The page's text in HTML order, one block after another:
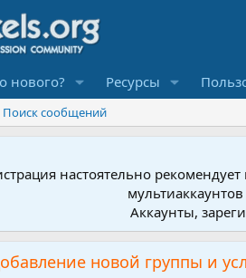
нового? Ресурсы
Поиск сообщений
настоятельно
Аккаунты,
новой группы и